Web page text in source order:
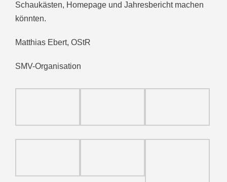
Schaukästen, Homepage und Jahresbericht machen
könnten.
Matthias Ebert, OStR
SMV-Organisation